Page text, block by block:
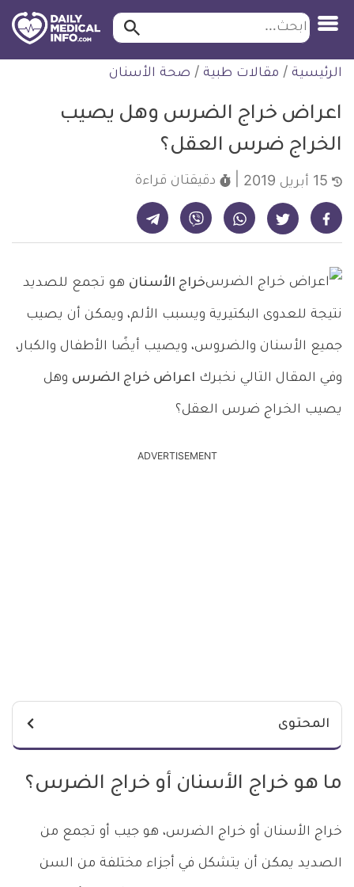
التخطي
للمحتوى
ابحث ابحث…
الرئيسية / مقالات طبية / صحة الأسنان
اعراض خراج الضرس وهل يصيب
الخراج ضرس العقل؟
دقيقتان قراءة
شارك على فيسبوك - ديلي ميديكال انفو شارك على تويتر - ديلي ميديكال انفو شارك على واتساب - ديلي ميديكال انفو شارك على فايبر - ديلي ميديكال انفو شارك على تيليجرام - ديلي ميديكال انفو
خراج الأسنان هو تجمع للصديد
نتيجة للعدوى البكتيرية ويسبب الألم، ويمكن أن يصيب
جميع الأسنان والضروس، ويصيب أيضًا الأطفال والكبار،
وفي المقال التالي نخبرك اعراض خراج الضرس وهل
يصيب الخراج ضرس العقل؟
ADVERTISEMENT
المحتوى
ما هو خراج الأسنان أو خراج الضرس؟
خراج الأسنان أو خراج الضرس، هو جيب أو تجمع من
الصديد يمكن أن يتشكل في أجزاء مختلفة من السن